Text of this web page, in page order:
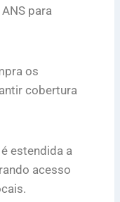
para
os
cobertura
estendida a
acesso